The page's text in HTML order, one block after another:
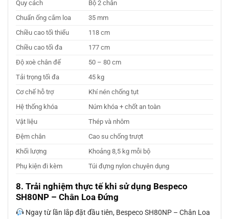
Quy cách
Bộ 2 chân
Chuẩn ống cắm loa
35 mm
Chiều cao tối thiểu
118 cm
Chiều cao tối đa
177 cm
Độ xoè chân đế
50 – 80 cm
Tải trọng tối đa
45 kg
Cơ chế hỗ trợ
Khí nén chống tụt
Hệ thống khóa
Núm khóa + chốt an toàn
Vật liệu
Thép và nhôm
Đệm chân
Cao su chống trượt
Khối lượng
Khoảng 8,5 kg mỗi bộ
Phụ kiện đi kèm
Túi đựng nylon chuyên dụng
8. Trải nghiệm thực tế khi sử dụng Bespeco
SH80NP – Chân Loa Đứng
Ngay từ lần lắp đặt đầu tiên, Bespeco SH80NP – Chân Loa